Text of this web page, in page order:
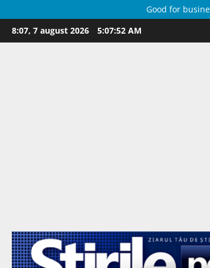
Good for
Skip
to
8:07, 7 august 2026 5:07:53 AM